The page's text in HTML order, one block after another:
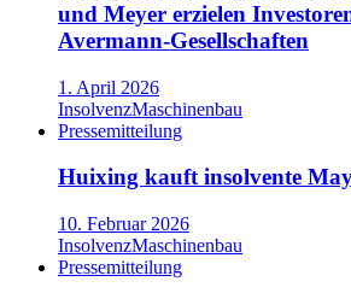
und Meyer erzielen
Avermann-Gesellschaften
1. April 2026
InsolvenzMaschinenbau
Pressemitteilung
Huixing kauft insolvente
10. Februar 2026
InsolvenzMaschinenbau
Pressemitteilung